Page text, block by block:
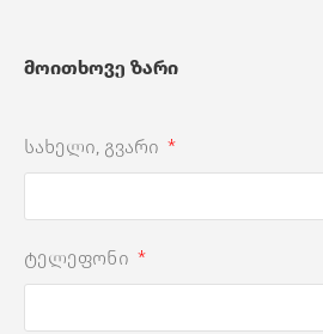
მოითხოვე ზარი
სახელი, გვარი
ტელეფონი